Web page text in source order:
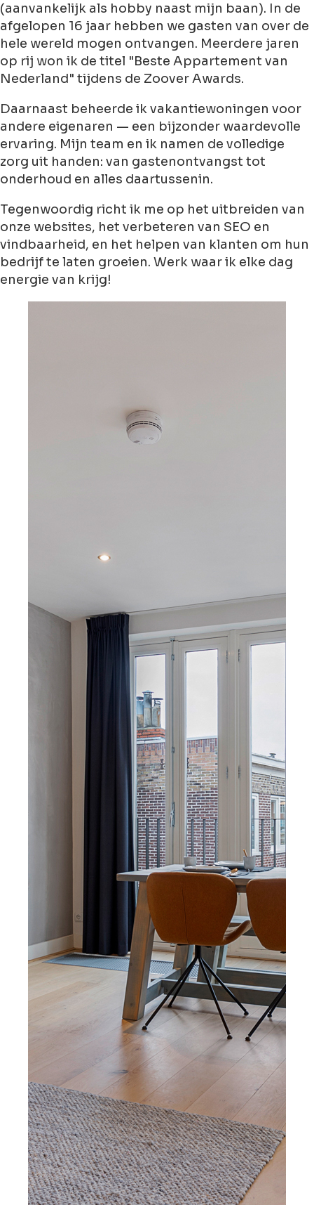
(aanvankelijk als hobby naast mijn baan). In de
afgelopen 16 jaar hebben we gasten van over de
hele wereld mogen ontvangen. Meerdere jaren
op rij won ik de titel "Beste Appartement van
Nederland" tijdens de Zoover Awards.
Daarnaast beheerde ik vakantiewoningen voor
andere eigenaren — een bijzonder waardevolle
ervaring. Mijn team en ik namen de volledige
zorg uit handen: van gastenontvangst tot
onderhoud en alles daartussenin.
Tegenwoordig richt ik me op het uitbreiden van
onze websites, het verbeteren van SEO en
vindbaarheid, en het helpen van klanten om hun
bedrijf te laten groeien. Werk waar ik elke dag
energie van krijg!